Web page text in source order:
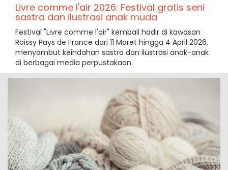
Livre comme l'air 2026: Festival gratis seni
sastra dan ilustrasi anak muda
Festival "Livre comme l'air" kembali hadir di kawasan
Roissy Pays de France dari 11 Maret hingga 4 April 2026,
menyambut keindahan sastra dan ilustrasi anak-anak
di berbagai media perpustakaan.